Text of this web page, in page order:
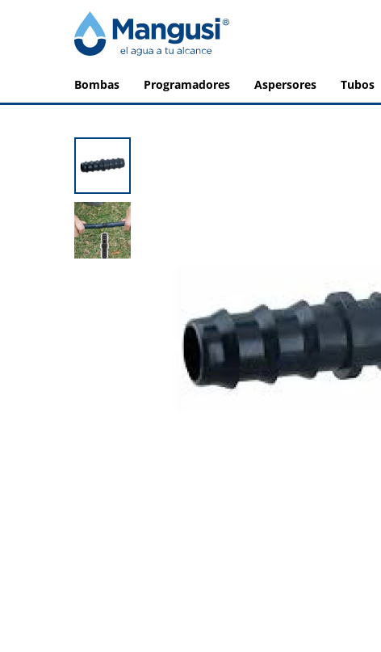
bombas programadores aspersores tubos